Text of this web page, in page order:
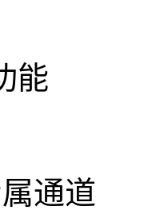
能
通道